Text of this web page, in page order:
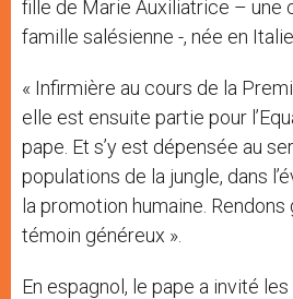
fille de Marie Auxiliatrice – une
famille salésienne -, née en
« Infirmière au cours de la
elle est ensuite partie pour
pape. Et s’y est dépensée au
populations de la jungle, dans
la promotion humaine.
témoin généreux ».
En espagnol, le pape a invité